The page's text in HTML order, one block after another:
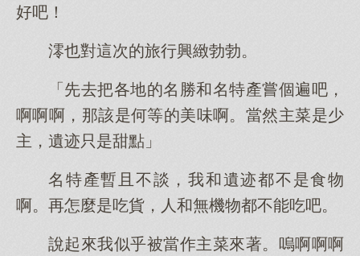
好吧！
澪也對這次的旅行興緻勃勃。
「先去把各地的名勝和名特產嘗個遍吧，
啊啊啊，那該是何等的美味啊。當然主菜是少
主，遺迹只是甜點」
名特產暫且不談，我和遺迹都不是食物
啊。再怎麼是吃貨，人和無機物都不能吃吧。
說起來我似乎被當作主菜來著。嗚啊啊啊